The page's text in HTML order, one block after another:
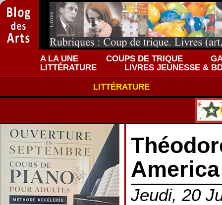
A LA UNE COUPS DE TRIQUE
LITTÉRATURE
LIVRES JEUNESSE &
LITTÉRATURE
Jeudi, 20